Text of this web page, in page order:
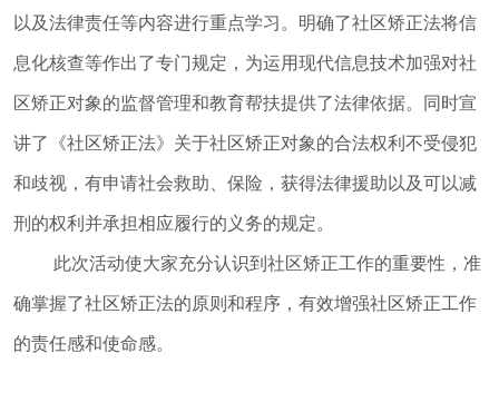
党政机关法
律顾问
普法与依法
仲裁工作
法律援助
社区矫正
法律职业资
以及法律责任等内容进行重点学习。明确了社区矫正法将信
息化核查等作出了专门规定，为运用现代信息技术加强对社
区矫正对象的监督管理和教育帮扶提供了法律依据。同时宣
讲了 《社区矫正法》关于社区矫正对象的合法权利不受侵犯
和歧视，有申请社会救助、保险，获得法律援助以及可以减
刑的权利并承担相应履行的义务的规定。
此次活动使大家充分认识到社区矫正工作的重要性，准
确掌握了社区矫正法的原则和程序，有效增强社区矫正工作
的责任感和使命感。